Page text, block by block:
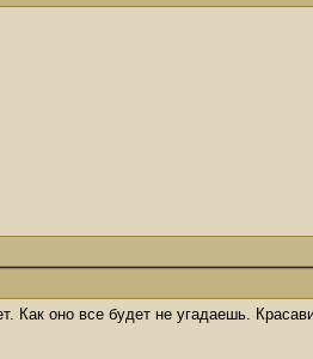
Как оно все будет не угадаешь.